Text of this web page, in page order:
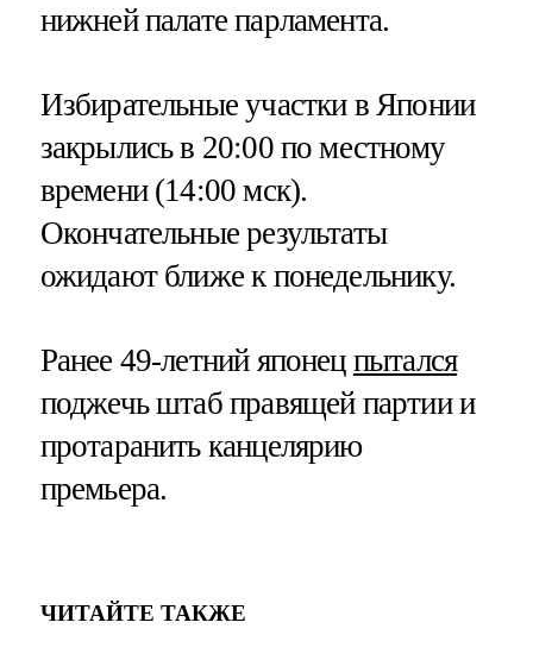
нижней палате парламента.
Избирательные участки в Японии
закрылись в 20:00 по местному
времени (14:00 мск).
Окончательные результаты
ожидают ближе к понедельнику.
Ранее 49-летний японец пытался
поджечь штаб правящей партии и
протаранить канцелярию
премьера.
ЧИТАЙТЕ ТАКЖЕ